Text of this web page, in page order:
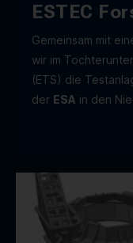
ESTEC
Gemeinsam mit
wir im
(ETS) die
der ESA in den